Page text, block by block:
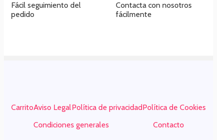
Fácil seguimiento del
pedido
Contacta con nosotros
fácilmente
CarritoAviso LegalPolítica de privacidadPolítica de Cookies
Condiciones generales
Contacto